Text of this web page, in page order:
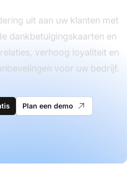
uit aan uw klanten met
dankbetuigingskaarten en
verhoog loyaliteit en
voor uw bedrijf.
Plan een demo